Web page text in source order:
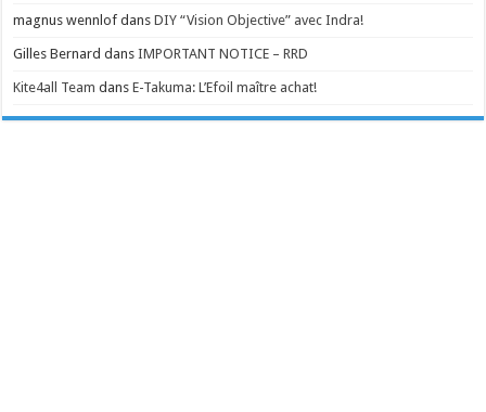
magnus wennlof dansDIY “Vision Objective” avec Indra!
Gilles Bernard dansIMPORTANT NOTICE – RRD
Kite4all Team dansE-Takuma: L’Efoil maître achat!